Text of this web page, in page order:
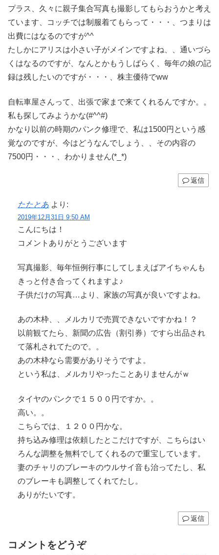
プラス、久々に親子集合写真も撮影してもらおうかと考え
ています、コッチでは制服着てもらって・・・、つまりは
出費にはなるのですが^^
たしかにアリスは小さい子がメインですよね、、通いづら
くはなるのですが、なんとかもうしばらく、毎年の娘の記
録は残したいのですが・・・、株主優待でww
自転車屋さんって、出張で家まで来てくれるんですか。。
私も探してみようかな(#^^#)
かなり以前の時期のパンク修理で、私は1500円という感
覚なのですが、今はどうなんでしょう、、その内容の
7500円・・・、わかりません(*_*)
返信
たたとあ より:
2019年12月31日 9:50 AM
こんにちは！
コメントありがとうございます
写真撮影、毎年恒例行事にしてしまえばアイちゃんも
きっと付き合ってくれますよ♪
子供だけの写真…より、家族の写真が良いですよね。
あの木枠、、メルカリで売買できないですかね！？
以前観てたら、新聞の広告（割引券）ですら出品され
て落札されてたので。。
あの木枠なら需要がありそうですよ。
という私は、メルカリやったことありませんがｗ
タイヤのパンクで１５００円ですか。。
高い。。
こちらでは、１２００円かな。
持ち込み修理は依頼したとこだけですが、こちらはい
ろんな調整を無料でしてくれるので重宝しています。
妻のチャリのブレーキのウルサイ音も治ってたし、私
のブレーキも調整してくれてたし。
ありがたいです。
返信
コメントをどうぞ